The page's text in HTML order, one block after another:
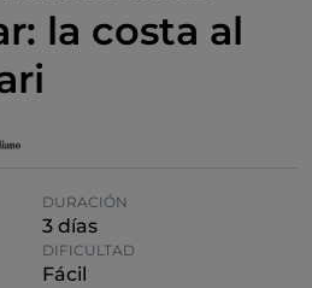
la costa al
DURACIÓN
3 días
DIFICULTAD
Fácil